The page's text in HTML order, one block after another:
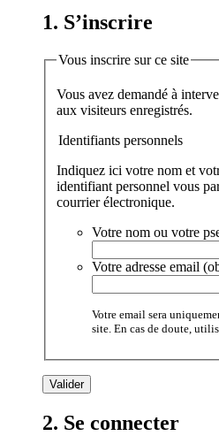
1. S’inscrire
Vous inscrire sur ce site
Vous avez demandé à intervenir
aux visiteurs enregistrés.
Identifiants personnels
Indiquez ici votre nom et
identifiant personnel vous
courrier électronique.
Votre
Votre email sera
site. En cas de doute,
2. Se connecter